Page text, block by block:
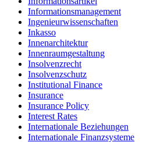
Informationsmanagement
Ingenieurwissenschaften
Inkasso
Innenarchitektur
Innenraumgestaltung
Insolvenzrecht
Insolvenzschutz
Institutional Finance
Insurance
Insurance Policy
Interest Rates
Internationale Beziehungen
Internationale Finanzsysteme